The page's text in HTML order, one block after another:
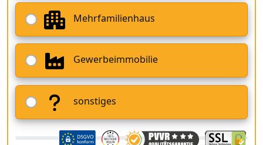
Mehrfamilienhaus
Gewerbeimmobilie
sonstiges